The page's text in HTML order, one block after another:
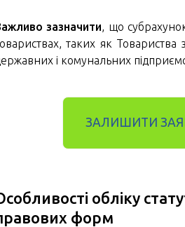
зазначити, що
таких як
і комунальних
ЗАЛИШИТИ
обліку
форм